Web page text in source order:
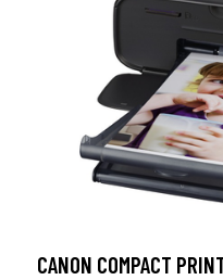
CANON COMPACT